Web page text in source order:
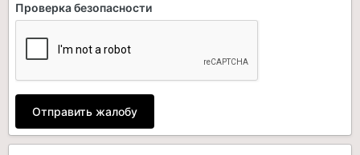
Проверка безопасности
Отправить жалобу